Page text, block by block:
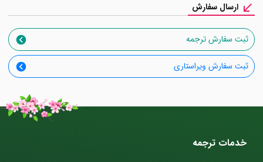
ارسال سفارش
ثبت سفارش ترجمه
ثبت سفارش ویراستاری
خدمات ترجمه